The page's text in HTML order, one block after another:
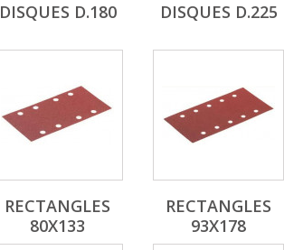
DISQUES D.180 DISQUES D.225
RECTANGLES
80X133
RECTANGLES
93X178